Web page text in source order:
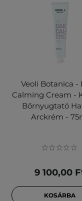
Veoli Botanica -
Calming Cream -
Bőrnyugtató
Arckrém -
9 100,00
KOSÁRBA